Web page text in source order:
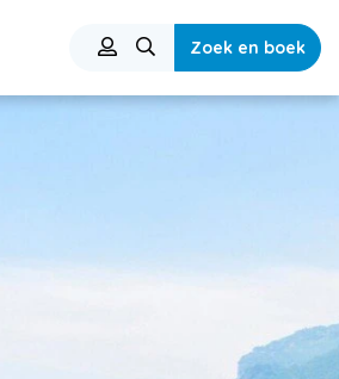
Zoek en boek